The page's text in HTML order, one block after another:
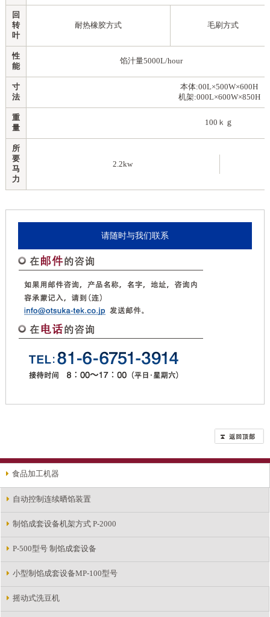
回
转
叶
耐热橡胶方式 毛刷方式
性
能
馅汁量5000L/hour
寸
法
本体:00L×500W×600H
机架:000L×600W×850H
重
量
100ｋｇ
所
要
马
力
2.2kw
请随时与我们联系
食品加工机器
自动控制连续晒馅装置
制馅成套设备机架方式 P-2000
P-500型号 制馅成套设备
小型制馅成套设备MP-100型号
摇动式洗豆机